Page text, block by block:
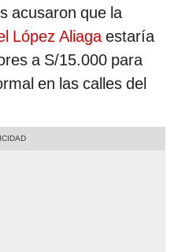
acusaron que la
López Aliagaestaría
a S/15.000 para
en las calles del